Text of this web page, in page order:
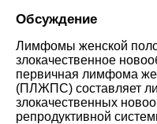
Обсуждение
Лимфомы женской
злокачественное
первичная лимфома
(ПЛЖПС) составляет
злокачественных
репродуктивной